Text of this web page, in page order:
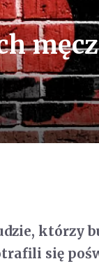
którzy
się